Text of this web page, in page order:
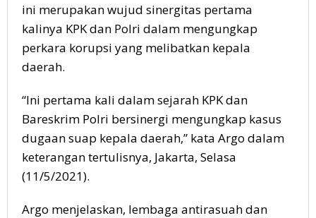
ini merupakan wujud sinergitas pertama
kalinya KPK dan Polri dalam mengungkap
perkara korupsi yang melibatkan kepala
daerah.
“Ini pertama kali dalam sejarah KPK dan
Bareskrim Polri bersinergi mengungkap kasus
dugaan suap kepala daerah,” kata Argo dalam
keterangan tertulisnya, Jakarta, Selasa
(11/5/2021).
Argo menjelaskan, lembaga antirasuah dan